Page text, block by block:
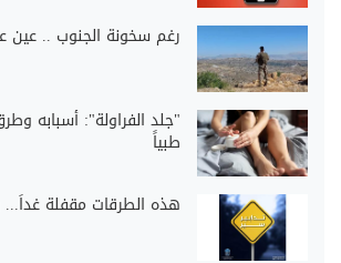
رغم سخونة الجنوب .. عين
"جلد الفراولة": أسبابه
طبياً
هذه الطرقات مقفلة